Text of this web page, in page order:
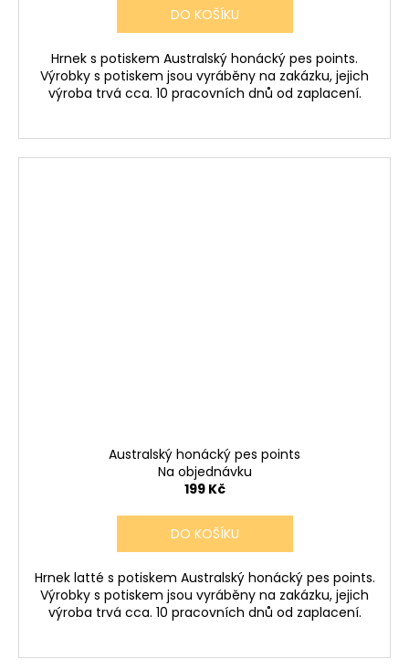
DO KOŠÍKU
Hrnek s potiskem Australský honácký pes points.
Výrobky s potiskem jsou vyráběny na zakázku, jejich
výroba trvá cca. 10 pracovních dnů od zaplacení.
Australský honácký pes points
Na objednávku
199 Kč
DO KOŠÍKU
Hrnek latté s potiskem Australský honácký pes points.
Výrobky s potiskem jsou vyráběny na zakázku, jejich
výroba trvá cca. 10 pracovních dnů od zaplacení.